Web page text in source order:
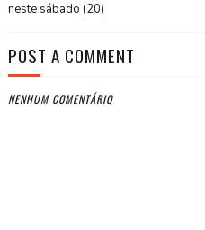
neste sábado (20)
POST A COMMENT
NENHUM COMENTÁRIO